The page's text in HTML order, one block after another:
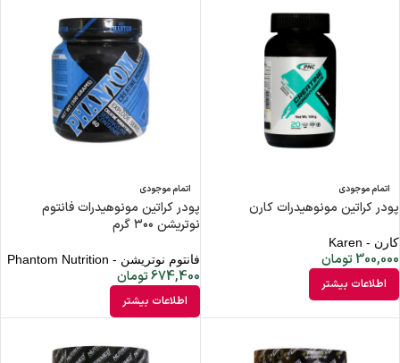
اتمام موجودی
پودر کراتین مونوهیدرات کارن
کارن - Karen
300,000تومان
اطلاعات بیشتر
اتمام موجودی
پودر کراتین مونوهیدرات فانتوم
نوتریشن ۳۰۰ گرم
فانتوم نوتریشن - Phantom Nutrition
674,400تومان
اطلاعات بیشتر